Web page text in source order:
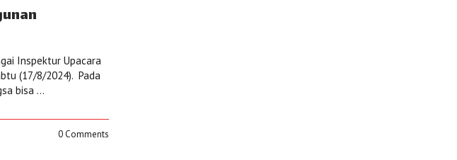
Inspektur Upacara
(17/8/2024). Pada
bisa ...
0 Comments